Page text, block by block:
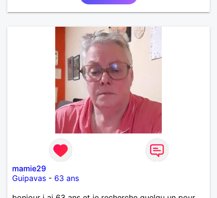
mamie29
Guipavas - 63 ans